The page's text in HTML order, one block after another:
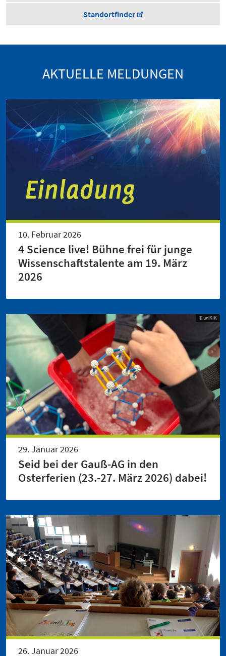
Standortfinder
AKTUELLE MELDUNGEN
10. Februar 2026
4 Science live! Bühne frei für junge
Wissenschaftstalente am 19. März
2026
© uniKIK
29. Januar 2026
Seid bei der Gauß-AG in den
Osterferien (23.-27. März 2026) dabei!
26. Januar 2026